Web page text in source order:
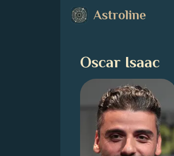
Astroline
Oscar Isaac